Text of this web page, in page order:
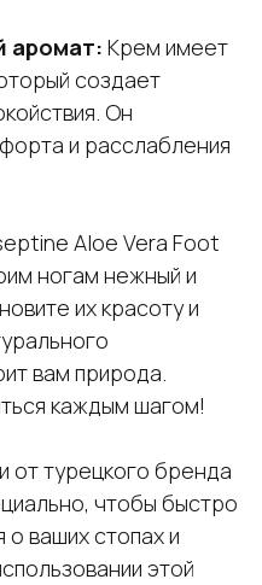
аромат: Крем имеет
создает
Он
и расслабления
Aloe Vera Foot
ногам нежный и
их красоту и
вам природа.
каждым шагом!
от турецкого бренда
чтобы быстро
ваших стопах и
этой